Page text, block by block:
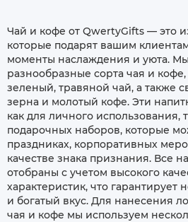
Чай и кофе от QwertyGifts — это
которые подарят вашим
моменты наслаждения и уюта.
разнообразные сорта чая и
зеленый, травяной чай, а также
зерна и молотый кофе. Эти
как для личного использования,
подарочных наборов, которые
праздниках, корпоративных
качестве знака признания. Все
отобраны с учетом высокого
характеристик, что
и богатый вкус. Для нанесения
чая и кофе мы используем